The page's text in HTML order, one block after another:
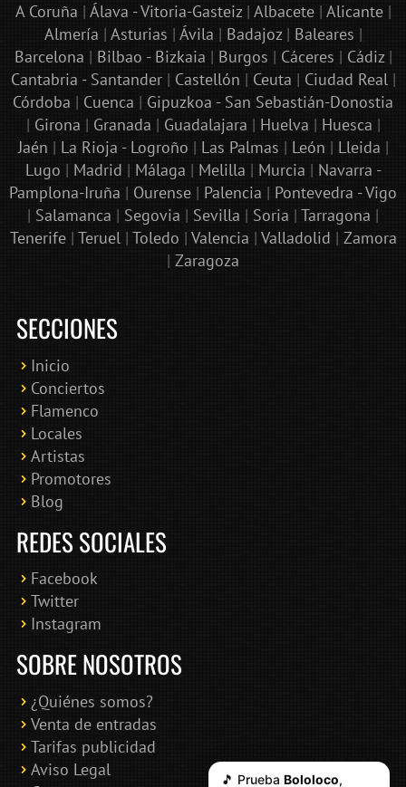
A Coruña | Álava - Vitoria-Gasteiz| Albacete| Alicante|
Almería | Asturias | Ávila | Badajoz| Baleares |
Barcelona | Bilbao - Bizkaia | Burgos | Cáceres | Cádiz|
Cantabria - Santander| Castellón | Ceuta | Ciudad Real|
Córdoba | Cuenca | Gipuzkoa - San Sebastián-Donostia
| Girona | Granada | Guadalajara | Huelva | Huesca |
Jaén | La Rioja - Logroño | Las Palmas | León | Lleida |
Lugo | Madrid | Málaga | Melilla | Murcia | Navarra -
Pamplona-Iruña | Ourense | Palencia | Pontevedra - Vigo
| Salamanca | Segovia | Sevilla | Soria | Tarragona |
Tenerife| Teruel| Toledo | Valencia | Valladolid | Zamora
| Zaragoza
SECCIONES
Inicio
Conciertos
Flamenco
Locales
Artistas
Promotores
Blog
REDES SOCIALES
Facebook
Twitter
Instagram
SOBRE NOSOTROS
¿Quiénes somos?
Venta de entradas
Tarifas publicidad
Aviso Legal
🎵 Prueba Bololoco,